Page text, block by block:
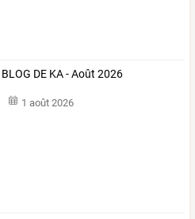
BLOG DE KA - Août 2026
1 août 2026